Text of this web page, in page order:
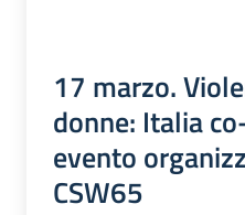
17 marzo.
donne: Italia
evento
CSW65